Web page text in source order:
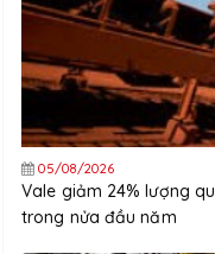
05/08/2026
Vale giảm 24% lượng
trong nửa đầu năm